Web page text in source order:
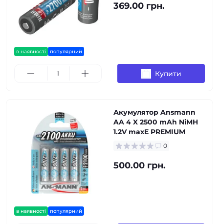
в наявності популярний
369.00 грн.
Купити
в наявності популярний
Акумулятор Ansmann
AA 4 X 2500 mAh NiMH
1.2V maxE PREMIUM
0
500.00 грн.